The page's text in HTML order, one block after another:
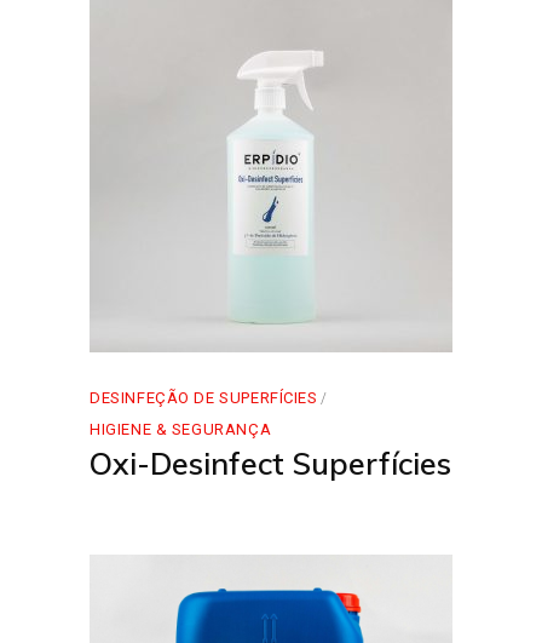
DESINFEÇÃO DE SUPERFÍCIES
HIGIENE & SEGURANÇA
Oxi-Desinfect Superfícies